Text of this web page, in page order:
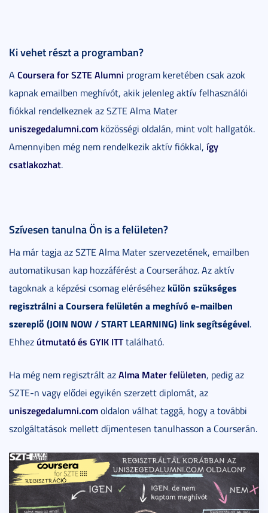
Ki vehet részt a programban?
A Coursera for SZTE Alumni program keretében csak azok
kapnak emailben meghívót, akik jelenleg aktív felhasználói
fiókkal rendelkeznek az SZTE Alma Mater
uniszegedalumni.com közösségi oldalán, mint volt hallgatók.
Amennyiben még nem rendelkezik aktív fiókkal, így
csatlakozhat.
Szívesen tanulna Ön is a felületen?
Ha már tagja az SZTE Alma Mater szervezetének, emailben
automatikusan kap hozzáférést a Courserához. Az aktív
tagoknak a képzési csomag eléréséhez külön szükséges
regisztrálni a Coursera felületén a meghívó e-mailben
szereplő (JOIN NOW / START LEARNING) link segítségével.
Ehhez útmutató és GYIK ITTtalálható.
Ha még nem regisztrált azAlma Mater felületen, pedig az
SZTE-n vagy elődei egyikén szerzett diplomát, az
uniszegedalumni.comoldalon válhat taggá, hogy a további
szolgáltatások mellett díjmentesen tanulhasson a Courserán.